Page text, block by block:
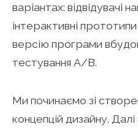
варіантах: відвідувачі
інтерактивні прототипи
версію програми
тестування A/B.
Ми починаємо зі
концепцій дизайну.